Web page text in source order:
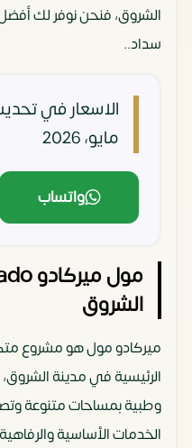
الشروق، فنحن نوفر لك
سداد..
الاسعار في
مايو، 2026
واتساب
الشروق
ميركادو مول هو مشروع
الرئيسية في مدينة
وطبية بمساحات متنوعة
الخدمات الأساسية